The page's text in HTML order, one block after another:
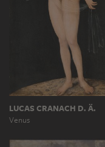
LUCAS CRANACH D. Ä.
Venus